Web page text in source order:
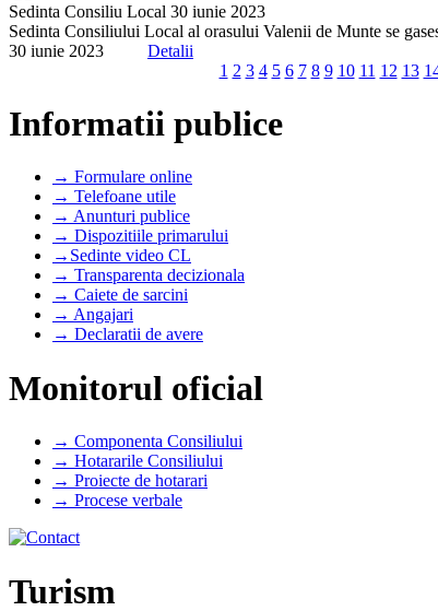
Sedinta Consiliu Local 30 iunie 2023
Sedinta Consiliului Local al orasului Valenii de Munte se
30 iunie 2023 Detalii
1 2 3 4 5 6 7 8 9 10 11 12 13
Informatii publice
→ Formulare online
→ Telefoane utile
→ Anunturi publice
→ Dispozitiile primarului
→Sedinte video CL
→ Transparenta decizionala
→ Caiete de sarcini
→ Angajari
→ Declaratii de avere
Monitorul oficial
→ Componenta Consiliului
→ Hotararile Consiliului
→ Proiecte de hotarari
→ Procese verbale
Turism